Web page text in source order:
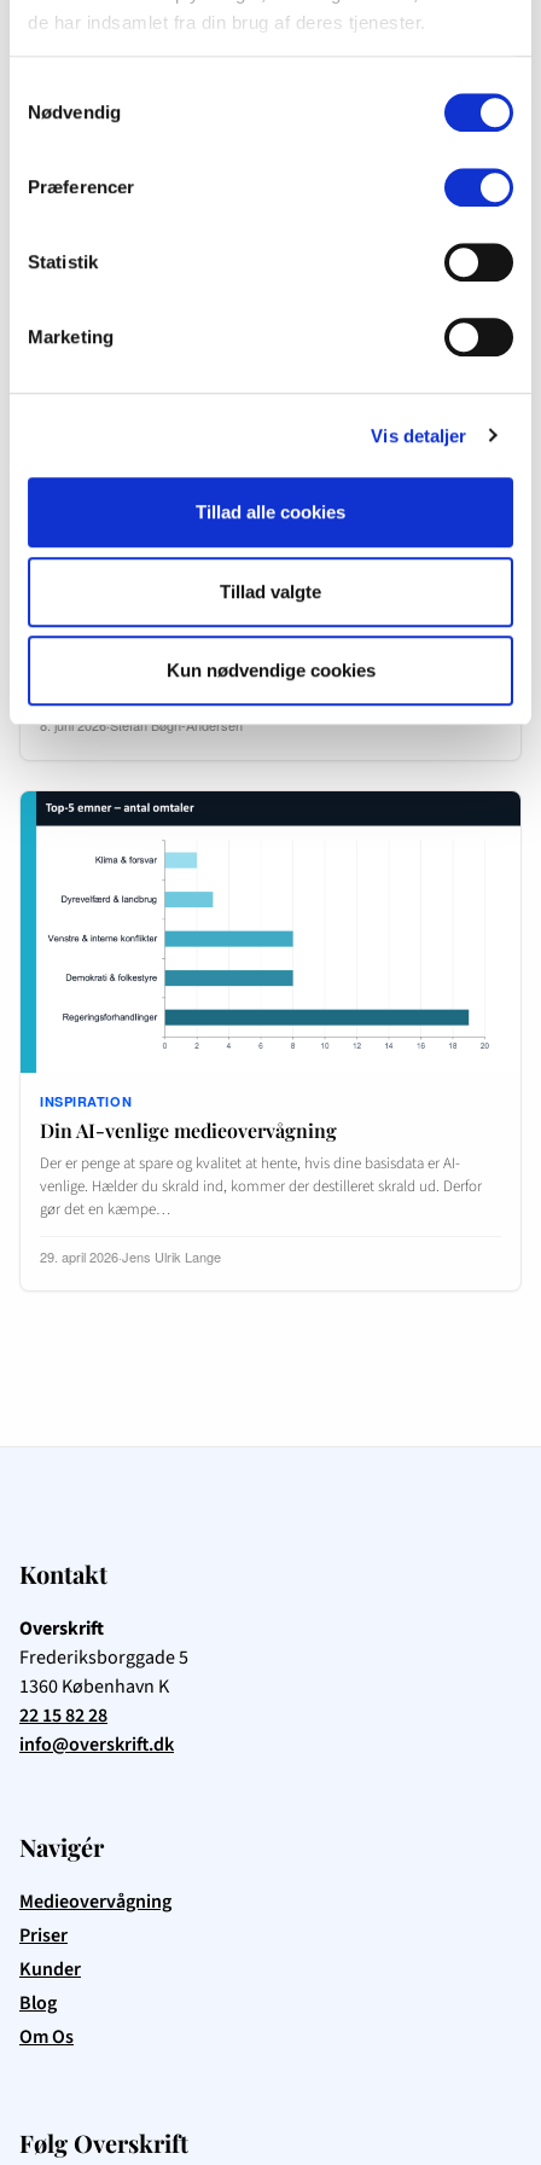
de har indsamlet fra din brug af deres tjenester.
Nødvendig
Præferencer
Statistik
Marketing
Vis detaljer
Tillad alle cookies
Tillad valgte
Kun nødvendige cookies
Hvert år samles Danmark i Allinge til en uge med debatter, netværk og
politiske signaler. Igen i år fulgte vi med i realtid — og med de nye…
ANALYSER
Hvad mon Folkemødet kommer til at handle om i år? Hvilke temaer
nye AI-integrationer, har vi analyseret…
8. juni 2026·Stefan Bøgh-Andersen
INSPIRATION
Din AI-venlige medieovervågning
Der er penge at spare og kvalitet at hente, hvis dine basisdata er AI-
venlige. Hælder du skrald ind, kommer der destilleret skrald ud. Derfor
gør det en kæmpe…
29. april 2026·Jens Ulrik Lange
Kontakt
Overskrift
Frederiksborggade 5
1360København K
22 15 82 28
info@overskrift.dk
Navigér
Medieovervågning
Priser
Kunder
Blog
Om Os
Følg Overskrift